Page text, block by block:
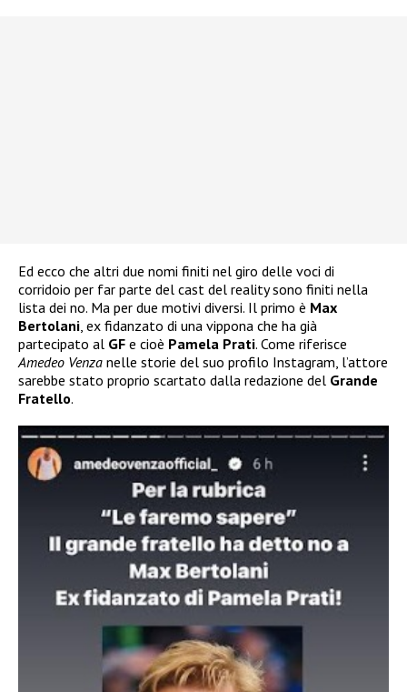
Ed ecco che altri due nomi finiti nel giro delle voci di
corridoio per far parte del cast del reality sono finiti nella
lista dei no. Ma per due motivi diversi. Il primo è Max
Bertolani, ex fidanzato di una vippona che ha già
partecipato al GF e cioè Pamela Prati. Come riferisce
Amedeo Venza nelle storie del suo profilo Instagram, l’attore
sarebbe stato proprio scartato dalla redazione del Grande
Fratello.